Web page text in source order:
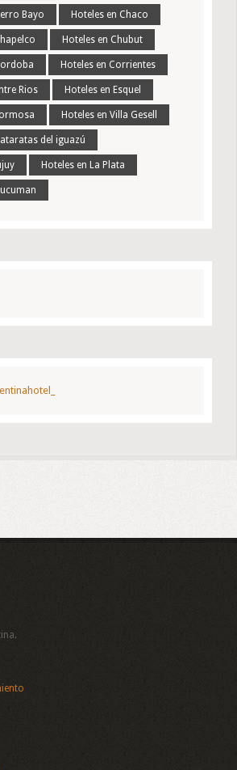
Bayo Hoteles en Chaco
Hoteles en Chubut
Hoteles en Corrientes
Rios Hoteles en Esquel
Hoteles en Villa Gesell
del iguazú
Hoteles en La Plata